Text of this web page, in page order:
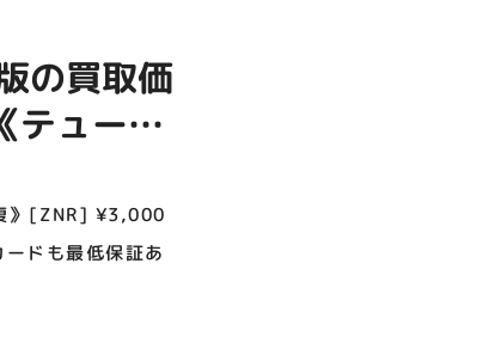
戦PLAZA
ーコネクトツー展
ッチンカースペース 出店
ダー
BBQビアガーデン 屋上
営業中！
シカメラ 平日限定1時
サービス
アム駐車サービス [4～
店対象]
の買取価
テューン
ています
》[ZNR] ¥3,000
ドも最低保証あ